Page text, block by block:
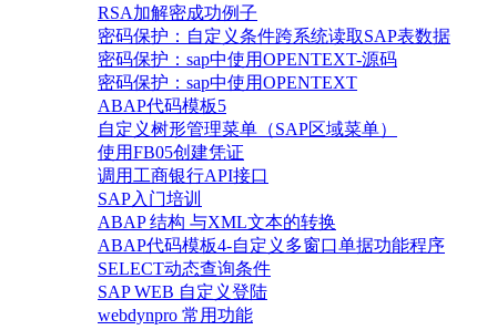
RSA加解密成功例子
密码保护：自定义条件跨系统读取SAP表数据
密码保护：sap中使用OPENTEXT-源码
密码保护：sap中使用OPENTEXT
ABAP代码模板5
自定义树形管理菜单（SAP区域菜单）
使用FB05创建凭证
调用工商银行API接口
SAP入门培训
ABAP 结构 与XML文本的转换
ABAP代码模板4-自定义多窗口单据功能程序
SELECT动态查询条件
SAP WEB 自定义登陆
webdynpro 常用功能